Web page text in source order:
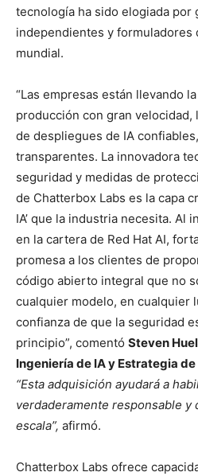
tecnología ha sido elogiada por
independientes y formuladores
mundial.
“Las empresas están llevando
producción con gran velocidad,
de despliegues de IA
transparentes. La innovadora
seguridad y medidas de
de Chatterbox Labs es la capa
IA’ que la industria necesita. Al
en la cartera de Red Hat AI,
promesa a los clientes de
código abierto integral que no
cualquier modelo, en cualquier
confianza de que la seguridad
principio”, comentó Steven
Ingeniería de IA y Estrategia
“Esta adquisición ayudará a
verdaderamente responsable y
escala”, afirmó.
Chatterbox Labs ofrece